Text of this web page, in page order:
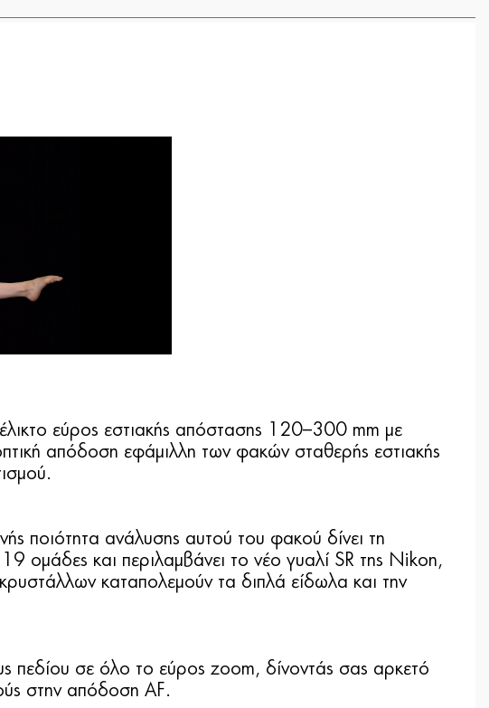
εύρος εστιακής απόστασης 120–300 mm με
απόδοση εφάμιλλη των φακών σταθερής εστιακής
ποιότητα ανάλυσης αυτού του φακού δίνει τη
19 ομάδες και περιλαμβάνει το νέο γυαλί SR της Nikon,
καταπολεμούν τα διπλά είδωλα και την
πεδίου σε όλο το εύρος zoom, δίνοντάς σας αρκετό
στην απόδοση AF.